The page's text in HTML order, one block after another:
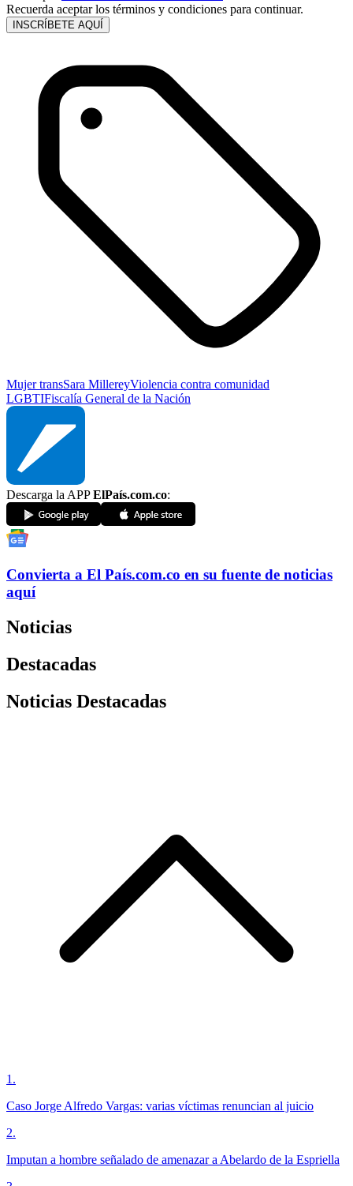
Recuerda aceptar los términos y condiciones para continuar.
INSCRÍBETE AQUÍ
Mujer transSara MillereyViolencia contra comunidad
LGBTIFiscalía General de la Nación
Descarga la APPElPaís.com.co:
Convierta a El País.com.co en su fuente de noticias
aquí
Noticias
Destacadas
Noticias Destacadas
1 .
Caso Jorge Alfredo Vargas: varias víctimas renuncian al juicio
2.
Imputan a hombre señalado de amenazar a Abelardo de la Espriella